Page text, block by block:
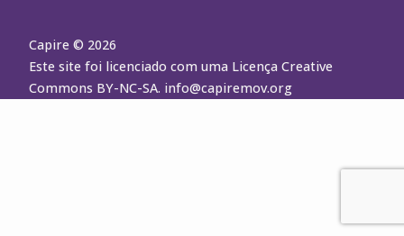
Capire © 2026
Este site foi licenciado com uma Licença Creative
Commons BY-NC-SA. info@capiremov.org